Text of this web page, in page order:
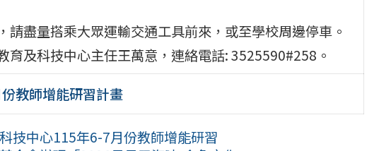
請盡量搭乘大眾運輸交通工具前來，或至學校周邊停車。
育及科技中心主任王萬意，連絡電話: 3525590#258。
教師增能研習計畫
技中心115年6-7月份教師增能研習